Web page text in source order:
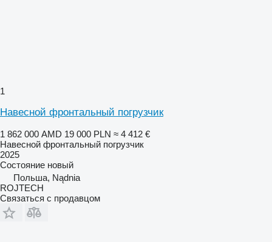
1
Навесной фронтальный погрузчик
1 862 000 AMD 19 000 PLN ≈ 4 412 €
Навесной фронтальный погрузчик
2025
Состояние новый
Польша, Nądnia
ROJTECH
Связаться с продавцом